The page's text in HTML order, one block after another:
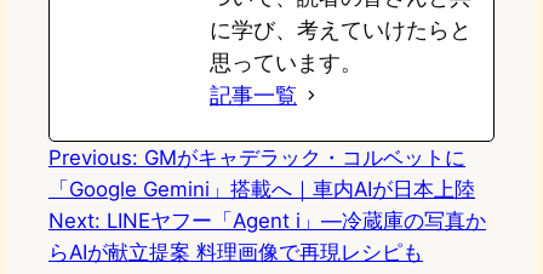
に学び、考えていけたらと
思っています。
記事一覧
Previous: GMがキャデラック・コルベットに
「Google Gemini」搭載へ｜車内AIが日本上陸
Next: LINEヤフー「Agent i」―冷蔵庫の写真か
らAIが献立提案 料理画像で再現レシピも